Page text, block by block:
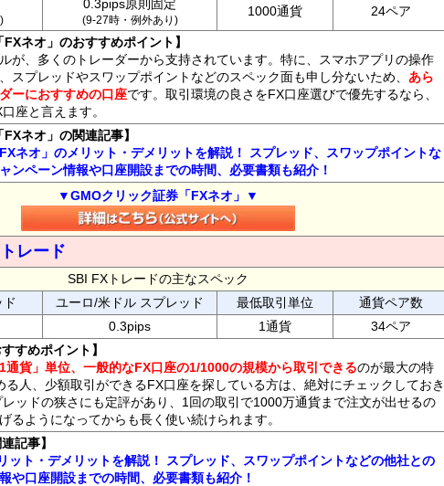
0.3pips原則固定
(9-27時・例外あり)
1000通貨 24ペア
FXネオ」のおすすめポイント】
が、多くのトレーダーから支持されています。特に、スマホアプリの操作
スプレッドやスワップポイントなどのスペック面も申し分ないため、 あら
ーにおすすめの口座です。取引環境の良さをFX口座選びで優先するなら、
座と言えます。
ネオ」の関連記事】
ネオ」のメリット・デメリットを解説！ スプレッド、スワップポイントな
ンペーン情報や口座開設までの時間、必要書類も紹介！
▼GMOクリック証券「FXネオ」▼
レード
SBI FXトレードの主なスペック
ユーロ/米ドル スプレッド 最低取引単位
通貨ペア数
0.3pips 1通貨
34ペア
すめポイント】
1通貨」単位、一般的なFX口座の1/1000の規模から取引できるのが最大の特
る人、少額取引ができるFX口座を探している方は、絶対にチェックしておき
ッドの狭さにも定評があり、1回の取引で1000万通貨まで注文が出せるの
るようになってからも長く使い続けられます。
記事】
ット・デメリットを解説！ スプレッド、スワップポイントなどの他社との
や口座開設までの時間、必要書類も紹介！